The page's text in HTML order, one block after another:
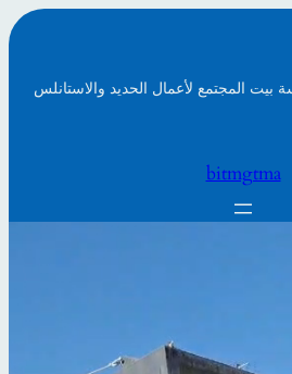
بيت المجتمع لأعمال الحديد والاستانلس
bitmgtma